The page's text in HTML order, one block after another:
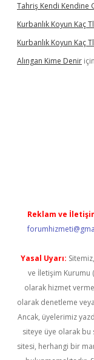
Tahriş Kendi Kendine
Kurbanlık Koyun Kaç
Kurbanlık Koyun Kaç
Alıngan Kime Denir için
Reklam ve
Yasal Uyarı:
ve İletişim Kurumu
olarak hizmet
olarak denetleme
Ancak, üyelerimiz
siteye üye olarak bu
sitesi, herhangi bir